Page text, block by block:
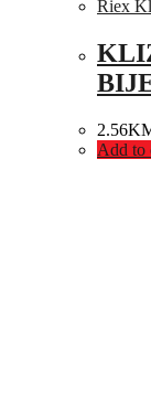
Riex
2.56
Add to